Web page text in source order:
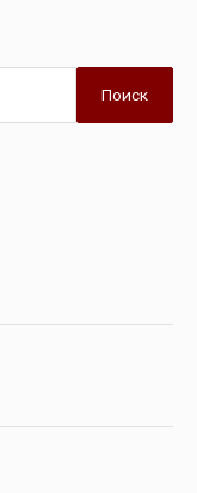
Поиск